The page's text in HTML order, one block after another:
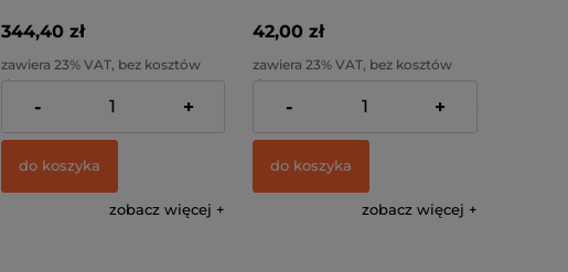
344,40 zł
zawiera 23% VAT, bez kosztów
dostawy
Cena netto:
280,00 zł
- +
do koszyka
zobacz więcej
42,00 zł
zawiera 23% VAT, bez kosztów
dostawy
Cena netto:
34,15 zł
- +
do koszyka
zobacz więcej